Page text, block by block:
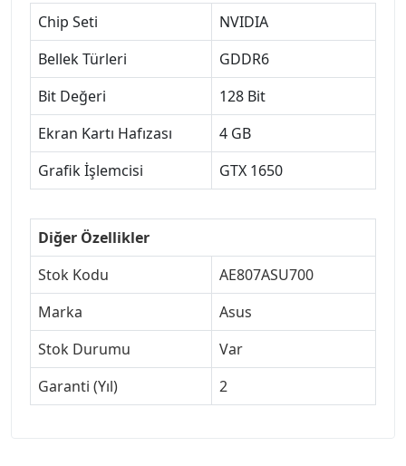
Chip Seti
NVIDIA
Bellek Türleri
GDDR6
Bit Değeri
128 Bit
Ekran Kartı Hafızası
4 GB
Grafik İşlemcisi
GTX 1650
Diğer Özellikler
Stok Kodu
AE807ASU700
Marka
Asus
Stok Durumu
Var
Garanti (Yıl)
2